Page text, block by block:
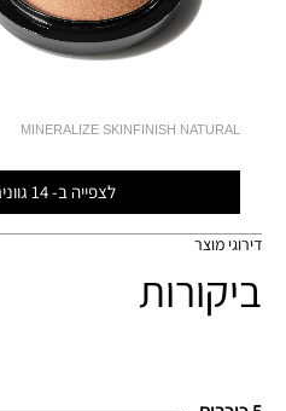
MINERALIZE SKINFINISH NATURAL
לצפייה ב- 14 גוונים
דירוגי מוצר
ביקורות